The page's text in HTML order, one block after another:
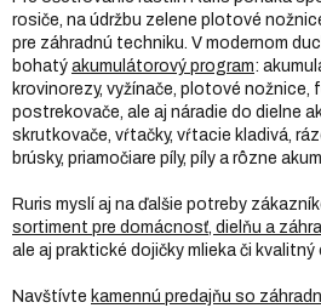
rosiče, na údržbu zelene plotové
pre záhradnú techniku. V modernom
bohatý akumulátorový program:
krovinorezy, vyžínače, plotové nožnice,
postrekovače, ale aj náradie do dielne
skrutkovače, vŕtačky, vŕtacie kladivá,
brúsky, priamočiare píly, píly a rôzne
Ruris myslí aj na ďalšie potreby
sortiment pre domácnosť, dielňu a
ale aj praktické dojičky mlieka či kvalitný
Navštívte kamennú predajňu so